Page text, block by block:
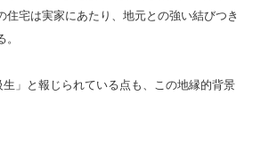
住宅は実家にあたり、地元との強い結びつき
」と報じられている点も、この地縁的背景